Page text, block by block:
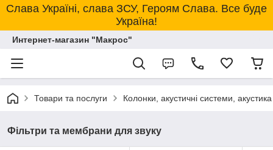
Слава Україні, слава ЗСУ, Героям Слава. Все буде
Україна!
Интернет-магазин "Макрос"
Товари та послуги Колонки, акустичні системи, акустика
Фільтри та мембрани для звуку